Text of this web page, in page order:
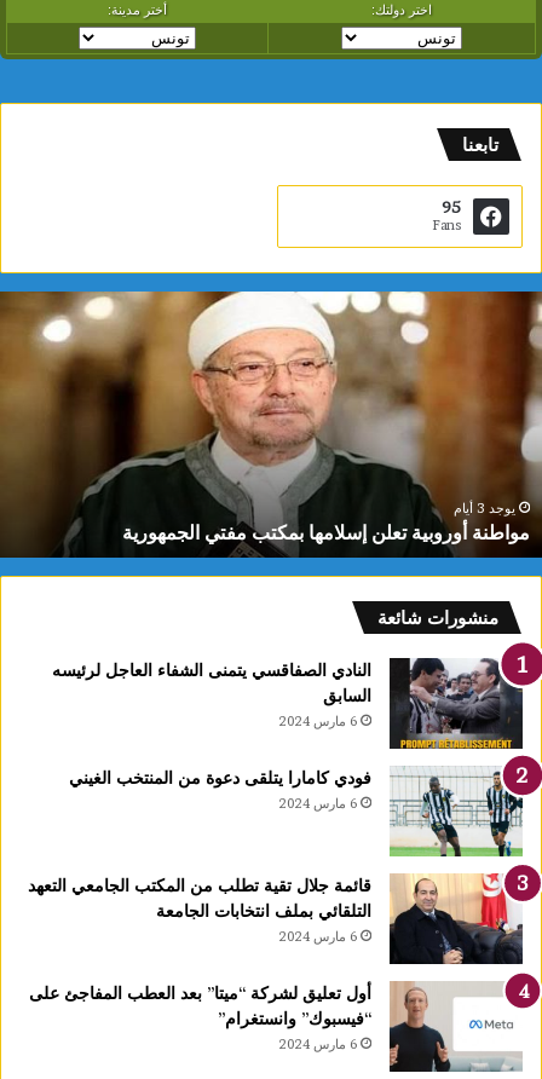
تابعنا
95
Fans
م
و
ا
ط
ن
ة
ر
ب
ي
ع
ل
س
ل
ا
ت
يوجد 3 أيام
مواطنة أوروبية تعلن إسلامها بمكتب مفتي الجمهورية
منشورات شائعة
النادي الصفاقسي يتمنى الشفاء العاجل لرئيسه
السابق
6 مارس 2024
فودي كامارا يتلقى دعوة من المنتخب الغيني
6 مارس 2024
قائمة جلال تقية تطلب من المكتب الجامعي التعهد
التلقائي بملف انتخابات الجامعة
6 مارس 2024
أول تعليق لشركة “ميتا” بعد العطب المفاجئ على
“فيسبوك” وانستغرام”
6 مارس 2024